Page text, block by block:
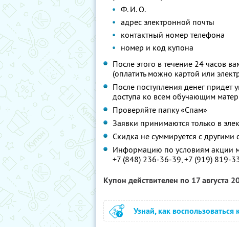
Ф. И. О.
адрес электронной почты
контактный номер телефона
номер и код купона
После этого в течение 24 часов
(оплатить можно картой или
После поступления денег придет
доступа ко всем обучающим
Проверяйте папку «Спам»
Заявки принимаются только в
Скидка не суммируется с
Информацию по условиям акции
+7 (848) 236-36-39, +7 (919) 819-
Купон действителен по 17 августа
Узнай, как воспользоваться